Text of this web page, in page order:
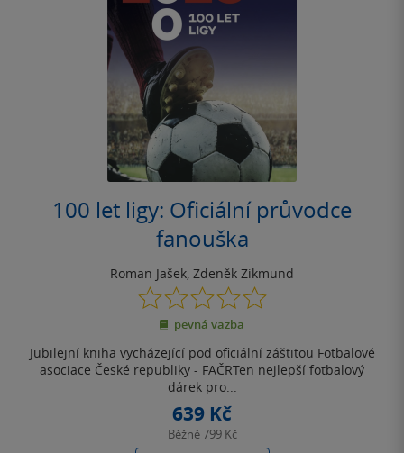
100 let ligy: Oficiální průvodce
fanouška
Roman Jašek, Zdeněk Zikmund
0.0
z
5
pevná vazba
Jubilejní kniha vycházející pod oficiální záštitou Fotbalové
asociace České republiky - FAČRTen nejlepší fotbalový
dárek pro...
639 Kč
Běžně799 Kč